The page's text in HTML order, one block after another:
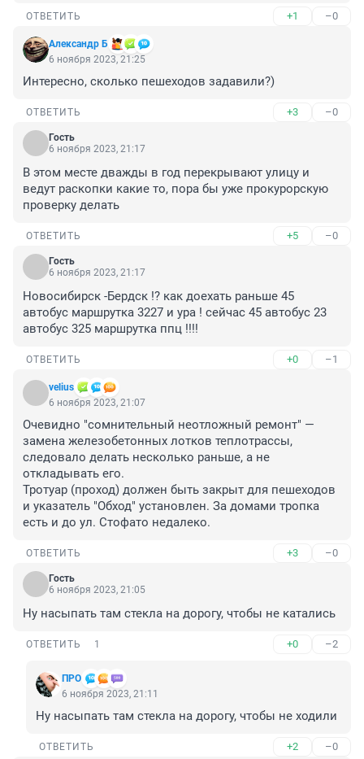
ОТВЕТИТЬ +1 –0
Александр Б
6 ноября 2023, 21:25
Интересно, сколько пешеходов задавили?)
ОТВЕТИТЬ +3 –0
Гость
6 ноября 2023, 21:17
В этом месте дважды в год перекрывают улицу и
ведут раскопки какие то, пора бы уже прокурорскую
проверку делать
ОТВЕТИТЬ +5 –0
Гость
6 ноября 2023, 21:17
Новосибирск -Бердск !? как доехать раньше 45
автобус маршрутка 3227 и ура ! сейчас 45 автобус 23
автобус 325 маршрутка ппц !!!!
ОТВЕТИТЬ +0 –1
velius
6 ноября 2023, 21:07
Очевидно "сомнительный неотложный ремонт" —
замена железобетонных лотков теплотрассы,
следовало делать несколько раньше, а не
откладывать его.
Тротуар (проход) должен быть закрыт для пешеходов
и указатель "Обход" установлен. За домами тропка
есть и до ул. Стофато недалеко.
ОТВЕТИТЬ +3 –0
Гость
6 ноября 2023, 21:05
Ну насыпать там стекла на дорогу, чтобы не катались
ОТВЕТИТЬ 1 +0 –2
ПРО
6 ноября 2023, 21:11
Ну насыпать там стекла на дорогу, чтобы не ходили
ОТВЕТИТЬ +2 –0